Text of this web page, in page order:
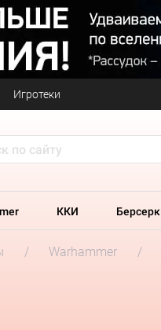
Игротеки
ККИ Берсерк
Warhammer